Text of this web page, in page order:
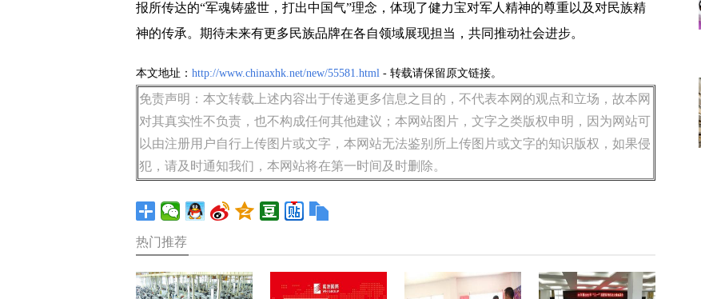
报所传达的“军魂铸盛世，打出中国气”理念，体现了健力宝对军人精神的尊重以及对民族精
神的传承。期待未来有更多民族品牌在各自领域展现担当，共同推动社会进步。
本文地址： http://www.chinaxhk.net/new/55581.html- 转载请保留原文链接。
免责声明：本文转载上述内容出于传递更多信息之目的，不代表本网的观点和立场，故本网
对其真实性不负责，也不构成任何其他建议；本网站图片，文字之类版权申明，因为网站可
以由注册用户自行上传图片或文字，本网站无法鉴别所上传图片或文字的知识版权，如果侵
犯，请及时通知我们，本网站将在第一时间及时删除。
热门推荐